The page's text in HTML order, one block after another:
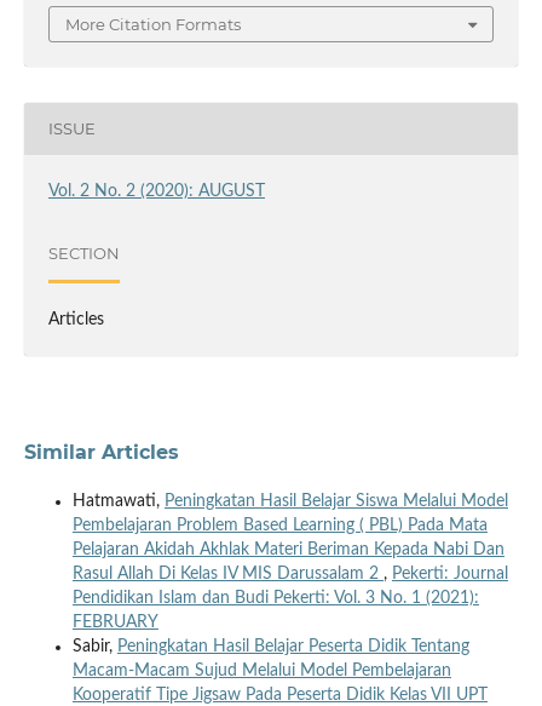
More Citation Formats
ISSUE
Vol. 2 No. 2 (2020): AUGUST
SECTION
Articles
Similar Articles
Hatmawati, Peningkatan Hasil Belajar Siswa Melalui Model
Pembelajaran Problem Based Learning ( PBL) Pada Mata
Pelajaran Akidah Akhlak Materi Beriman Kepada Nabi Dan
Rasul Allah Di Kelas IV MIS Darussalam 2 , Pekerti: Journal
Pendidikan Islam dan Budi Pekerti: Vol. 3 No. 1 (2021):
FEBRUARY
Sabir, Peningkatan Hasil Belajar Peserta Didik Tentang
Macam-Macam Sujud Melalui Model Pembelajaran
Kooperatif Tipe Jigsaw Pada Peserta Didik Kelas VII UPT